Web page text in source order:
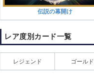
伝説の幕開け
レア度別カード一覧
レジェンド ゴールド